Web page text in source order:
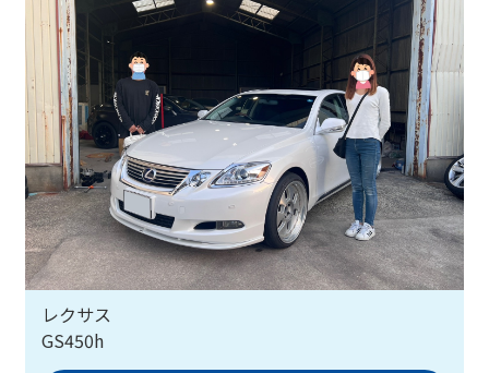
レクサス
GS450h